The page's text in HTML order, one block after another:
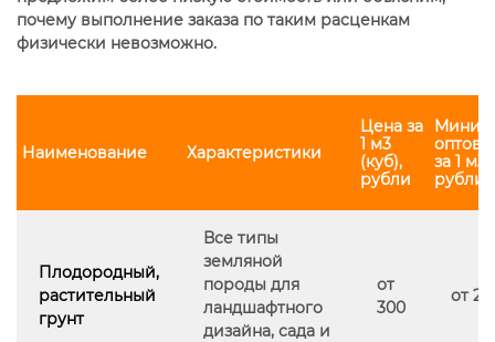
почему выполнение заказа по таким расценкам
физически невозможно.
Наименование Характеристики
Цена за
1 м3
(куб),
рубли
за 1 м3
рубли*
Плодородный,
растительный
грунт
Все типы
земляной
породы для
ландшафтного
дизайна, сада и
от
300
от